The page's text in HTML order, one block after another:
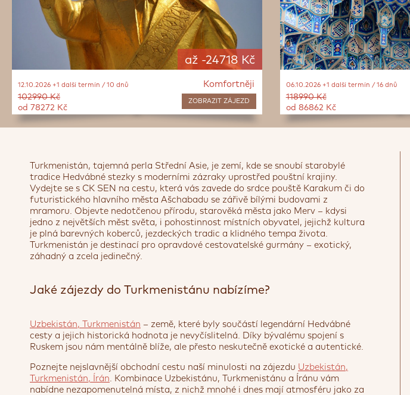
až -24718 Kč
Komfortněji
ZOBRAZIT ZÁJEZD
12.10.2026 +1 další termín / 10 dnů
102990 Kč
od 78272 Kč
06.10.2026 +1 další termín / 16 dnů
118990 Kč
od 86862 Kč
Turkmenistán, tajemná perla Střední Asie, je zemí, kde se snoubí starobylé
tradice Hedvábné stezky s moderními zázraky uprostřed pouštní krajiny.
Vydejte se s CK SEN na cestu, která vás zavede do srdce pouště Karakum či do
futuristického hlavního města Ašchabadu se zářivě bílými budovami z
mramoru. Objevte nedotčenou přírodu, starověká města jako Merv – kdysi
jedno z největších měst světa, i pohostinnost místních obyvatel, jejichž kultura
je plná barevných koberců, jezdeckých tradic a klidného tempa života.
Turkmenistán je destinací pro opravdové cestovatelské gurmány – exotický,
záhadný a zcela jedinečný.
Jaké zájezdy do Turkmenistánu nabízíme?
Uzbekistán, Turkmenistán – země, které byly součástí legendární Hedvábné
cesty a jejich historická hodnota je nevyčíslitelná. Díky bývalému spojení s
Ruskem jsou nám mentálně blíže, ale přesto neskutečně exotické a autentické.
Poznejte nejslavnější obchodní cestu naší minulosti na zájezdu Uzbekistán,
Turkmenistán, Írán. Kombinace Uzbekistánu, Turkmenistánu a Íránu vám
nabídne nezapomenutelná místa, z nichž mnohé i dnes mají atmosféru jako za